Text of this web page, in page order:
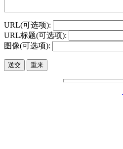
URL(可选项):
URL标题(可选项):
图像(可选项):